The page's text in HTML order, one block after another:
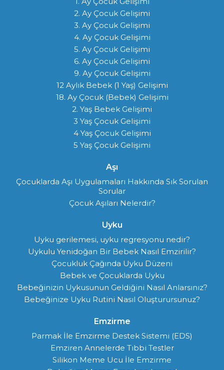
2. Ay Çocuk Gelişimi
3. Ay Çocuk Gelişimi
4. Ay Çocuk Gelişimi
5. Ay Çocuk Gelişimi
6. Ay Çocuk Gelişimi
9. Ay Çocuk Gelişimi
12 Aylık Bebek (1 Yaş) Gelişimi
18. Ay Çocuk (Bebek) Gelişimi
2. Yaş Bebek Gelişimi
3 Yaş Çocuk Gelişimi
4 Yaş Çocuk Gelişimi
5 Yaş Çocuk Gelişimi
Aşı
Çocuklarda Aşı Uygulamaları Hakkında Sık Sorulan
Sorular
Çocuk Aşıları Nelerdir?
Uyku
Uyku gerilemesi, uyku regresyonu nedir?
Uykulu Yenidoğan Bir Bebek Nasıl Emzirilir?
Çocukluk Çağında Uyku Düzeni
Bebek ve Çocuklarda Uyku
Bebeğinizin Uykusunun Geldiğini Nasıl Anlarsınız?
Bebeğinize Uyku Rutini Nasıl Oluşturursunuz?
Emzirme
Parmak İle Emzirme Destek Sistemi (EDS)
Emziren Annelerde Tıbbi Testler
Silikon Meme Ucu İle Emzirme